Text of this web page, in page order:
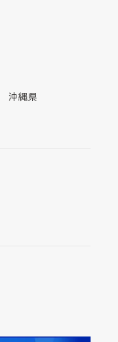
沖縄県